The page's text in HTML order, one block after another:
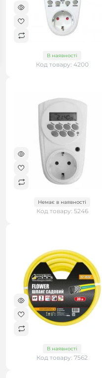
В наявності
Код товару: 4200
Немає в наявності
Код товару: 5246
В наявності
Код товару: 7562